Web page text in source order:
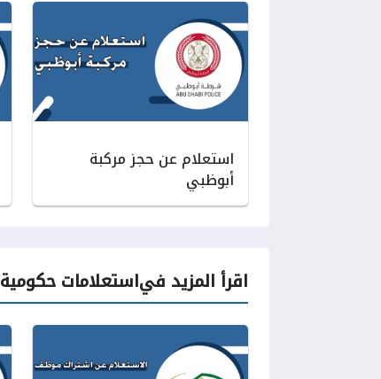
استعلام عن حجز مركبة
أبوظبي
اقرأ المزيد فياستعلامات حكومية